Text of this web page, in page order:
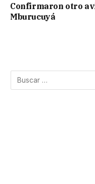
Confirmaron otro
Mburucuyá